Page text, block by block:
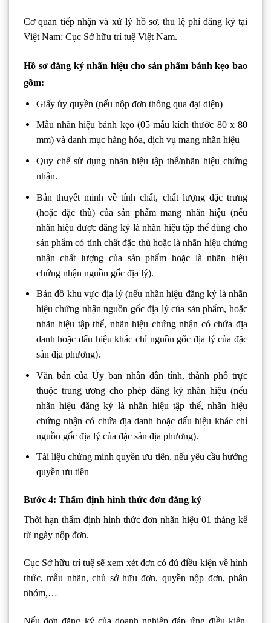
Cơ quan tiếp nhận và xử lý hồ sơ, thu lệ phí đăng ký tại
Việt Nam: Cục Sở hữu trí tuệ Việt Nam.
Hồ sơ đăng ký nhãn hiệu cho sản phẩm bánh kẹo bao
gồm:
Giấy ủy quyền (nếu nộp đơn thông qua đại diện)
Mẫu nhãn hiệu bánh kẹo (05 mẫu kích thước 80 x 80
mm) và danh mục hàng hóa, dịch vụ mang nhãn hiệu
Quy chế sử dụng nhãn hiệu tập thể/nhãn hiệu chứng
nhận.
Bản thuyết minh về tính chất, chất lượng đặc trưng
(hoặc đặc thù) của sản phẩm mang nhãn hiệu (nếu
nhãn hiệu được đăng ký là nhãn hiệu tập thể dùng cho
sản phẩm có tính chất đặc thù hoặc là nhãn hiệu chứng
nhận chất lượng của sản phẩm hoặc là nhãn hiệu
chứng nhận nguồn gốc địa lý).
Bản đồ khu vực địa lý (nếu nhãn hiệu đăng ký là nhãn
hiệu chứng nhận nguồn gốc địa lý của sản phẩm, hoặc
nhãn hiệu tập thể, nhãn hiệu chứng nhận có chứa địa
danh hoặc dấu hiệu khác chỉ nguồn gốc địa lý của đặc
sản địa phương).
Văn bản của Ủy ban nhân dân tỉnh, thành phố trực
thuộc trung ương cho phép đăng ký nhãn hiệu (nếu
nhãn hiệu đăng ký là nhãn hiệu tập thể, nhãn hiệu
chứng nhận có chứa địa danh hoặc dấu hiệu khác chỉ
nguồn gốc địa lý của đặc sản địa phương).
Tài liệu chứng minh quyền ưu tiên, nếu yêu cầu hưởng
quyền ưu tiên
Bước 4: Thẩm định hình thức đơn đăng ký
Thời hạn thẩm định hình thức đơn nhãn hiệu 01 tháng kể
từ ngày nộp đơn.
Cục Sở hữu trí tuệ sẽ xem xét đơn có đủ điều kiện về hình
thức, mẫu nhãn, chủ sở hữu đơn, quyền nộp đơn, phân
nhóm,…
Nếu đơn đăng ký của doanh nghiệp đáp ứng điều kiện.